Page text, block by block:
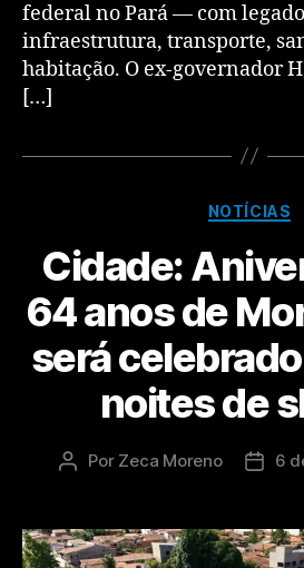
federal no Pará — com
infraestrutura, transporte,
habitação. O ex-governador
[…]
NOTÍCIAS
Cidade:
64 anos de
será
noites de
Por Zeca Moreno 6